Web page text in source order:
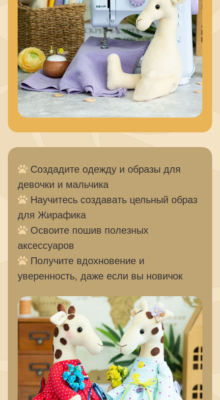
Создадите одежду и образы для
девочки и мальчика
Научитесь создавать цельный образ
для Жирафика
Освоите пошив полезных
аксессуаров
Получите вдохновение и
уверенность, даже если вы новичок